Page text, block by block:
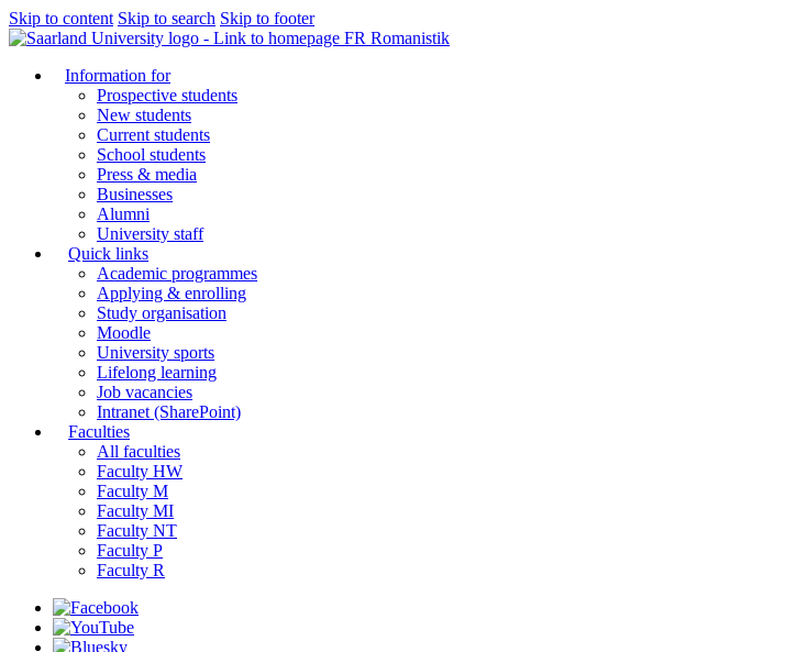
Skip to content Skip to search Skip to footer
FR Romanistik
Information for
Prospective students
New students
Current students
School students
Press & media
Businesses
Alumni
University staff
Quick links
Academic programmes
Applying & enrolling
Study organisation
Moodle
University sports
Lifelong learning
Job vacancies
Intranet (SharePoint)
Faculties
All faculties
Faculty HW
Faculty M
Faculty MI
Faculty NT
Faculty P
Faculty R